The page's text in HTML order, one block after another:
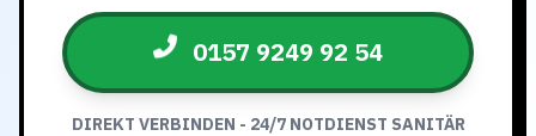
0157 9249 92 54
DIREKT VERBINDEN - 24/7 NOTDIENST SANITÄR